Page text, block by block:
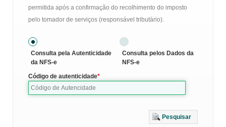
permitida após a confirmação do recolhimento do imposto
pelo tomador de serviços (responsável tributário).
Consulta pela Autenticidade
da NFS-e
Consulta pelos Dados da
NFS-e
Código de autenticidade
Pesquisar